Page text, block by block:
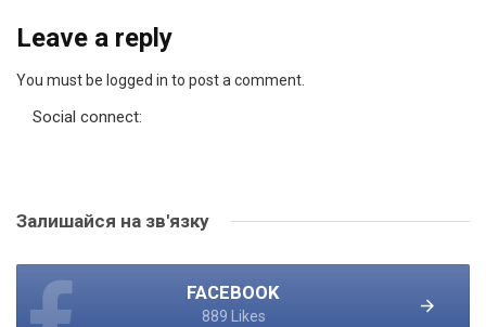
Leave a reply
You must be logged in to post a comment.
Social connect:
Залишайся на зв'язку
FACEBOOK
889 Likes